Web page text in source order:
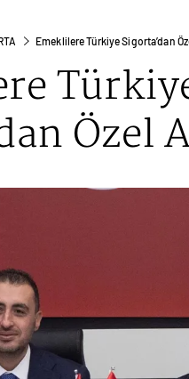
Emeklilere Türkiye Sigorta’dan
Özel